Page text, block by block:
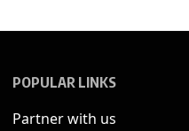
POPULAR LINKS
Partner with us